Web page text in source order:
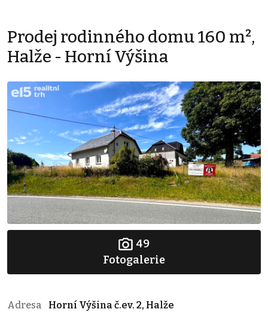
Prodej rodinného domu 160 m²,
Halže - Horní Výšina
49
Fotogalerie
Adresa
Horní Výšina č.ev. 2, Halže